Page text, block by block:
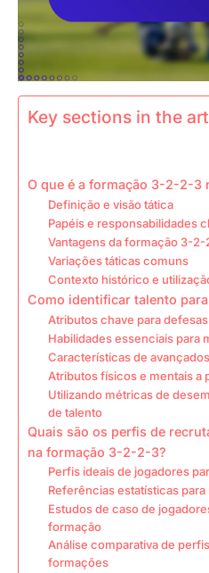
Key sections in the
O que é a formação 3-2-2-3
Definição e visão tática
Papéis e responsabilidades
Vantagens da formação 3-
Variações táticas comuns
Contexto histórico e
Como identificar talento
Atributos chave para
Habilidades essenciais para
Características de
Atributos físicos e mentais a
Utilizando métricas de
de talento
Quais são os perfis de
na formação 3-2-2-3?
Perfis ideais de jogadores
Referências estatísticas
Estudos de caso de
formação
Análise comparativa de
formações